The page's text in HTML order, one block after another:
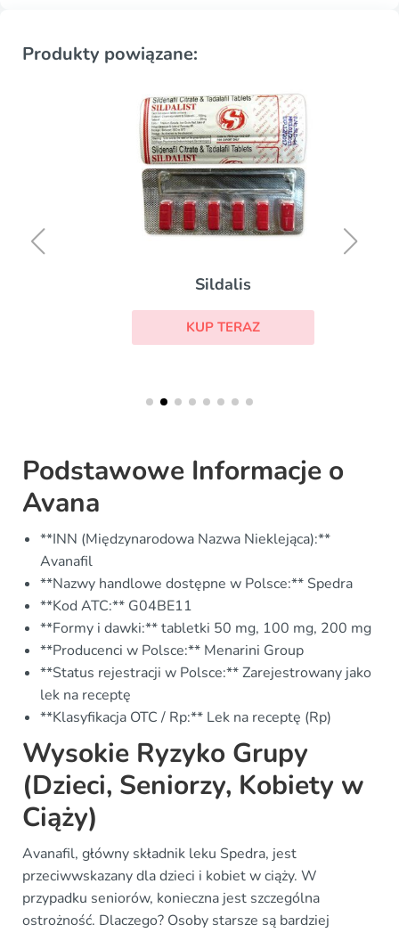
Produkty powiązane:
Sildalis
KUP TERAZ
Podstawowe Informacje o
Avana
**INN (Międzynarodowa Nazwa Nieklejąca):**
Avanafil
**Nazwy handlowe dostępne w Polsce:** Spedra
**Kod ATC:** G04BE11
**Formy i dawki:** tabletki 50 mg, 100 mg, 200 mg
**Producenci w Polsce:** Menarini Group
**Status rejestracji w Polsce:** Zarejestrowany jako
lek na receptę
**Klasyfikacja OTC / Rp:** Lek na receptę (Rp)
Wysokie Ryzyko Grupy
(Dzieci, Seniorzy, Kobiety w
Ciąży)
Avanafil, główny składnik leku Spedra, jest
przeciwwskazany dla dzieci i kobiet w ciąży. W
przypadku seniorów, konieczna jest szczególna
ostrożność. Dlaczego? Osoby starsze są bardziej